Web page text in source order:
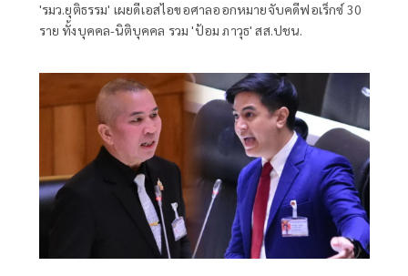
'รมว.ยุติธรรม' เผยดีเอสไอขอศาลออกหมายจับคดีฟอเร็กซ์ 30
ราย ทั้งบุคคล-นิติบุคคล รวม 'ป้อม ภาวุธ' สส.ปชน.